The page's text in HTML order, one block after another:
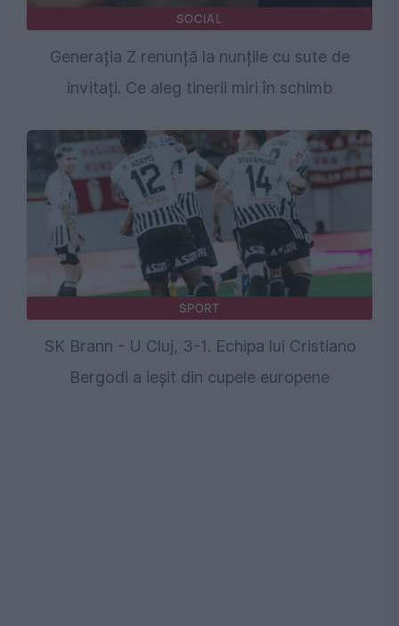
SOCIAL
Generația Z renunță la nunțile cu sute de
invitați. Ce aleg tinerii miri în schimb
SPORT
SK Brann - U Cluj, 3-1. Echipa lui Cristiano
Bergodi a ieșit din cupele europene